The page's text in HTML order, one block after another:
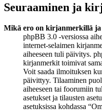
Seuraaminen ja
Mikä ero on kirjanmerkillä ja
phpBB 3.0 -versiossa
internet-selaimen
aiheeseen tuli päivitys.
kirjanmerkit toimivat
Voit saada ilmoituksen
päivittyy. Tilaaminen
aiheeseen tai foorumiin
asetukset ja tilausten
asetuksissa kohdassa